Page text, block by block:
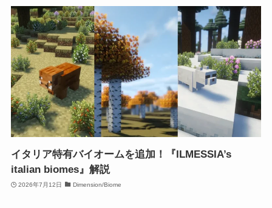
イタリア特有バイオームを追加！『ILMESSIA’s
italian biomes』解説
2026年7月12日 Dimension/Biome